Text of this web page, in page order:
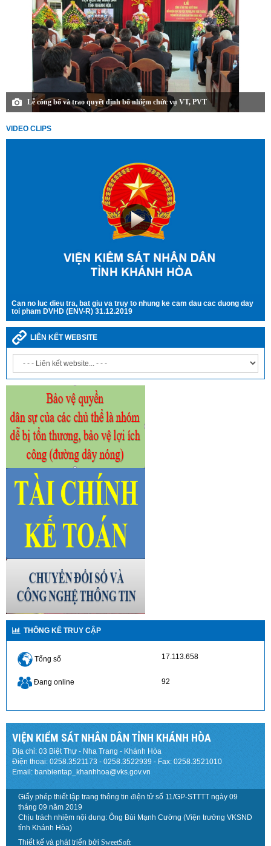
Lễ công bố và trao quyết định bổ nhiệm chức vụ VT, PVT
VIDEO CLIPS
Can no luc dieu tra, bat giu va truy to nhung ke cam dau cac duong day
toi pham DVHD (ENV-R) 31.12.2019
LIÊN KẾT WEBSITE
THÔNG KÊ TRUY CẬP
Tổng số 17.113.658
Đang online 92
VIỆN KIỂM SÁT NHÂN DÂN TỈNH KHÁNH HÒA
Địa chỉ: 03 Biệt Thự - Nha Trang - Khánh Hòa
Điện thoại: 0258.3521173 - 0258.3522939 - Fax: 0258.3521010
Email: banbientap_khanhhoa@vks.gov.vn
Giấy phép thiết lập trang thông tin điện tử số 11/GP-STTTT ngày 09
tháng 09 năm 2019
Chịu trách nhiệm nội dung: Ông Bùi Mạnh Cường (Viện trưởng VKSND
tỉnh Khánh Hòa)
Thiết kế và phát triển bởi SweetSoft